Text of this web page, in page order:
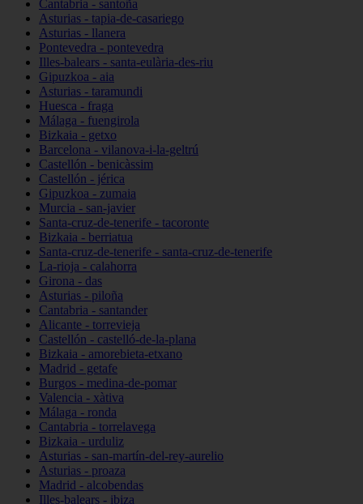
Cantabria - santoña
Asturias - tapia-de-casariego
Asturias - llanera
Pontevedra - pontevedra
Illes-balears - santa-eulària-des-riu
Gipuzkoa - aia
Asturias - taramundi
Huesca - fraga
Málaga - fuengirola
Bizkaia - getxo
Barcelona - vilanova-i-la-geltrú
Castellón - benicàssim
Castellón - jérica
Gipuzkoa - zumaia
Murcia - san-javier
Santa-cruz-de-tenerife - tacoronte
Bizkaia - berriatua
Santa-cruz-de-tenerife - santa-cruz-de-tenerife
La-rioja - calahorra
Girona - das
Asturias - piloña
Cantabria - santander
Alicante - torrevieja
Castellón - castelló-de-la-plana
Bizkaia - amorebieta-etxano
Madrid - getafe
Burgos - medina-de-pomar
Valencia - xàtiva
Málaga - ronda
Cantabria - torrelavega
Bizkaia - urduliz
Asturias - san-martín-del-rey-aurelio
Asturias - proaza
Madrid - alcobendas
Illes-balears - ibiza